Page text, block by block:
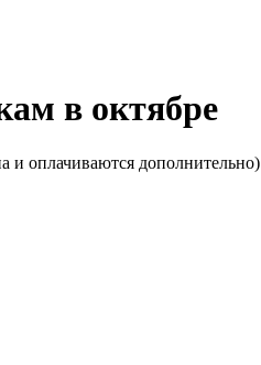
в октябре
и оплачиваются дополнительно)